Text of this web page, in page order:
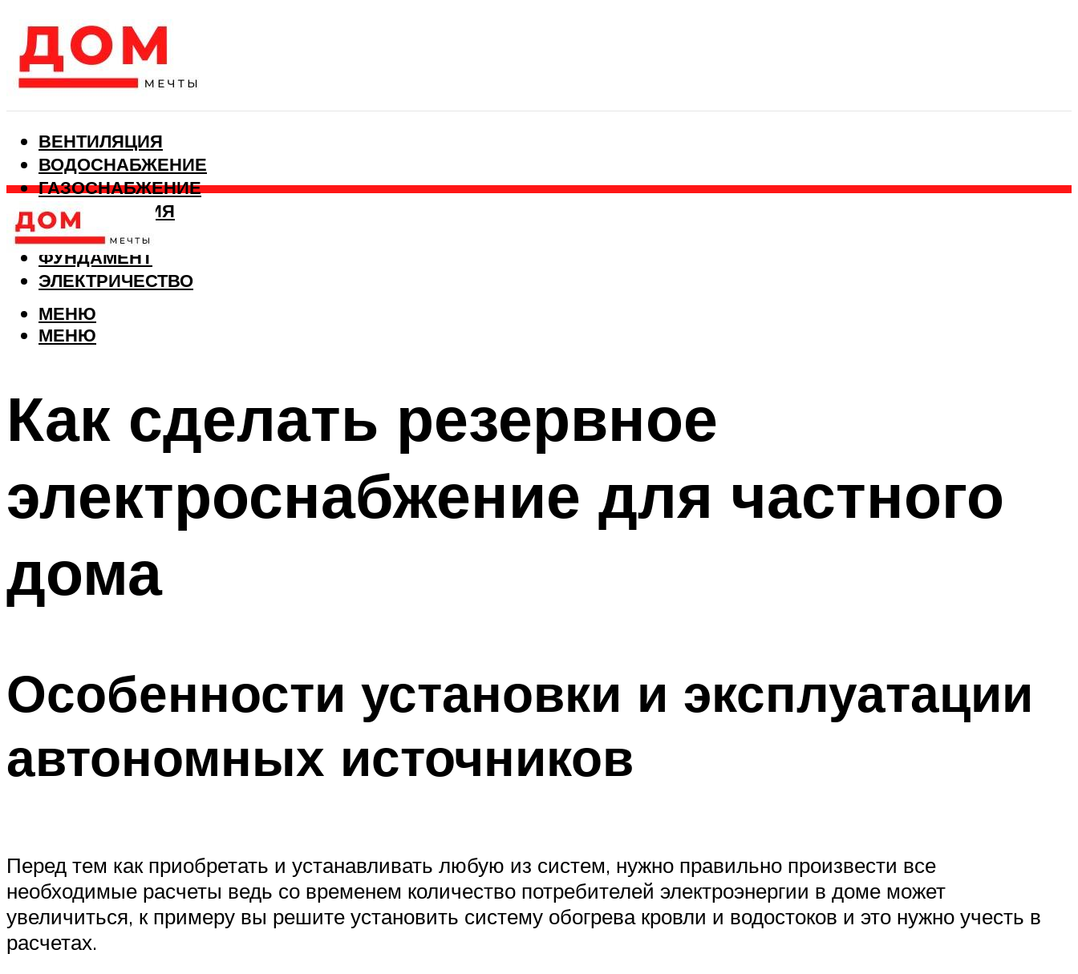
ВЕНТИЛЯЦИЯ
ВОДОСНАБЖЕНИЕ
ГАЗОСНАБЖЕНИЕ
КАНАЛИЗАЦИЯ
ОТОПЛЕНИЕ
ФУНДАМЕНТ
ЭЛЕКТРИЧЕСТВО
МЕНЮ
МЕНЮ
Как сделать резервное
электроснабжение для частного
дома
Особенности установки и эксплуатации
автономных источников
Перед тем как приобретать и устанавливать любую из систем, нужно правильно произвести все
необходимые расчеты ведь со временем количество потребителей электроэнергии в доме может
увеличиться, к примеру вы решите установить систему обогрева кровли и водостоков и это нужно учесть в
расчетах.